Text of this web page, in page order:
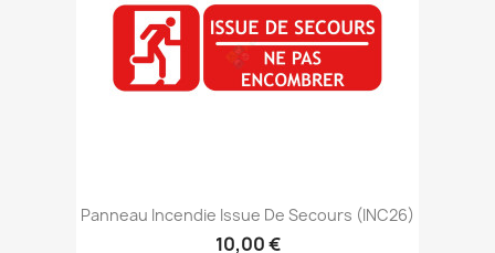
Panneau Incendie Issue De Secours (INC26)
10,00 €